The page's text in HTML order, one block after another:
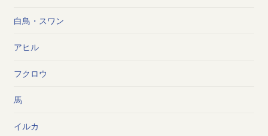
白鳥・スワン
アヒル
フクロウ
馬
イルカ